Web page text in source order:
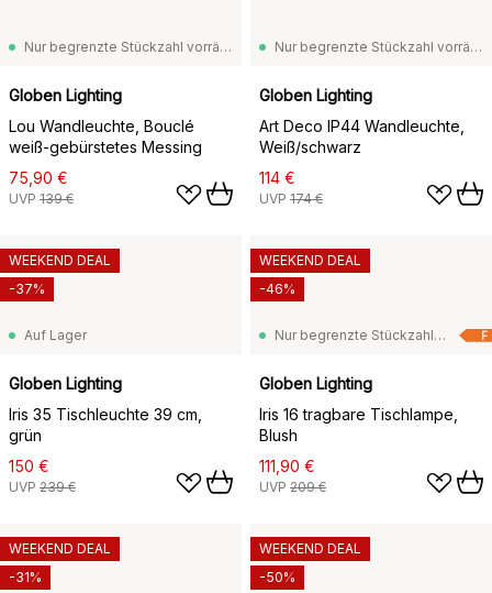
Nur begrenzte Stückzahl vorrätig
Globen Lighting
Lou Wandleuchte, Bouclé
weiß-gebürstetes Messing
75,90 €
UVP 139 €
Nur begrenzte Stückzahl vorrätig
Globen Lighting
Art Deco IP44 Wandleuchte,
Weiß/schwarz
114 €
UVP 174 €
Auf Lager
Globen Lighting
Iris 35 Tischleuchte 39 cm,
grün
150 €
UVP 239 €
WEEKEND DEAL
-37%
F
Nur begrenzte Stückzahl vorrätig
Globen Lighting
Iris 16 tragbare Tischlampe,
Blush
111,90 €
UVP 209 €
WEEKEND DEAL
-46%
WEEKEND DEAL
-31%
WEEKEND DEAL
-50%